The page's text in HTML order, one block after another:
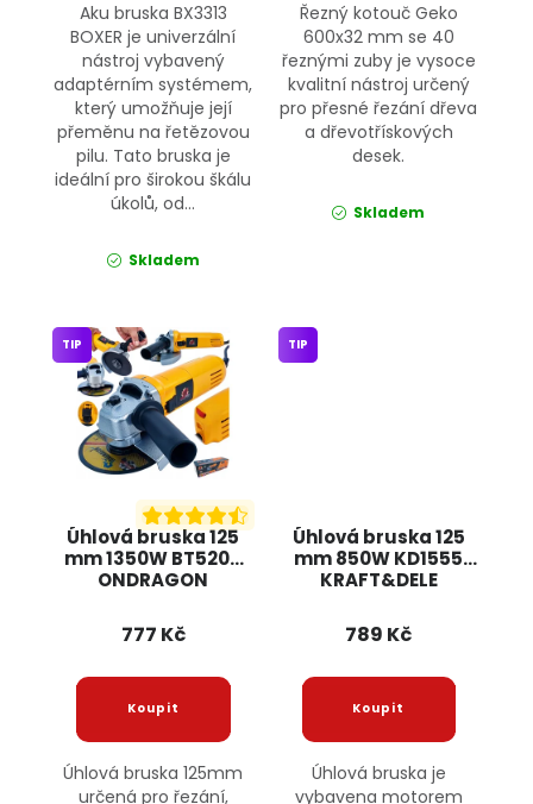
Aku bruska BX3313
BOXER je univerzální
nástroj vybavený
adaptérním systémem,
který umožňuje její
přeměnu na řetězovou
pilu. Tato bruska je
ideální pro širokou škálu
úkolů, od...
Skladem
Řezný kotouč Geko
600x32 mm se 40
řeznými zuby je vysoce
kvalitní nástroj určený
pro přesné řezání dřeva
a dřevotřískových
desek.
Skladem
Úhlová bruska 125
mm 1350W BT5205
ONDRAGON
TIP
777 Kč
Úhlová bruska 125mm
určená pro řezání,
Úhlová bruska 125
mm 850W KD1555
KRAFT&DELE
TIP
789 Kč
Úhlová bruska je
vybavena motorem